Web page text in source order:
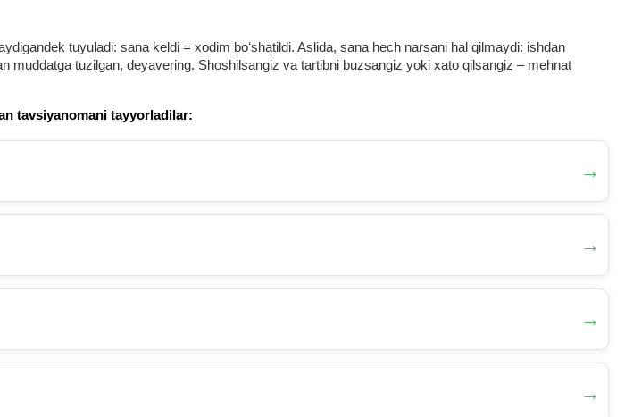
tuyuladi: sana keldi = хodim boʻshatildi. Aslida, sana hech narsani hal qilmaydi: ishdan
tuzilgan, deyavering. Shoshilsangiz va tartibni buzsangiz yoki хato qilsangiz – mehnat
tavsiyanomani tayyorladilar:
→
→
→
→